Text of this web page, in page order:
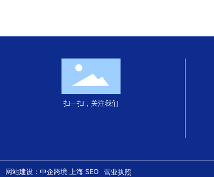
扫一扫，关注我们
网站建设：中企跨境 上海 SEO 营业执照